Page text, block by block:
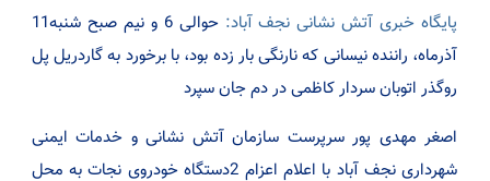
پایگاه خبری آتش نشانی نجف آباد:
حوالی 6 و نیم صبح شنبه11
آذرماه، راننده نیسانی که نارنگی بار زده بود، با برخورد به گاردریل پل
روگذر اتوبان سردار کاظمی در دم جان سپرد
اصغر مهدی پور سرپرست سازمان آتش نشانی و خدمات ایمنی
شهرداری نجف آباد با اعلام اعزام 2دستگاه خودروی نجات به محل